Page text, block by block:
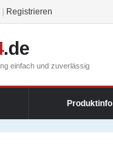
Registrieren
.de
einfach und zuverlässig
Produktinfo